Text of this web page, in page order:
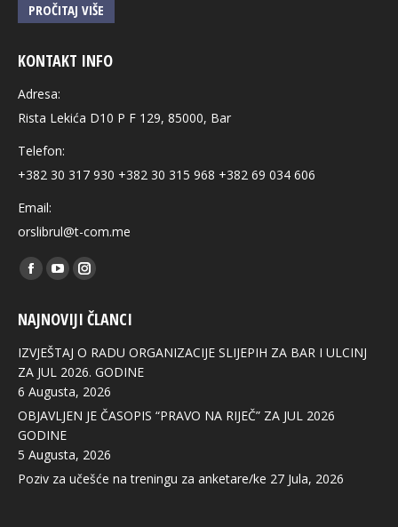
PROČITAJ VIŠE
KONTAKT INFO
Adresa:
Rista Lekića D10 P F 129, 85000, Bar
Telefon:
+382 30 317 930 +382 30 315 968 +382 69 034 606
Email:
orslibrul@t-com.me
Find us on:
Facebook
opens
in
new
window
YouTube
opens
in
new
window
Instagram
opens
in
new
window
NAJNOVIJI ČLANCI
IZVJEŠTAJ O RADU ORGANIZACIJE SLIJEPIH ZA BAR I ULCINJ
ZA JUL 2026. GODINE
6 Augusta, 2026
OBJAVLJEN JE ČASOPIS “PRAVO NA RIJEČ” ZA JUL 2026
GODINE
5 Augusta, 2026
Poziv za učešće na treningu za anketare/ke 27 Jula, 2026